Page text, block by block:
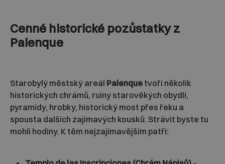
Cenné historické pozůstatky z
Palenque
Starobylý městský areál Palenque tvoří několik
historických chrámů, ruiny starověkých obydlí,
pyramidy, hrobky, historický most přes řeku a
spousta dalších zajímavých kousků. Strávit byste tu
mohli hodiny. K těm nejzajímavějším patří: